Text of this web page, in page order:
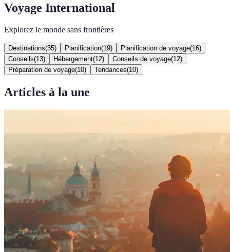
Voyage International
Explorez le monde sans frontières
Destinations(35) Planification(19) Planification de voyage(16)
Conseils(13) Hébergement(12) Conseils de voyage(12)
Préparation de voyage(10) Tendances(10)
Articles à la une